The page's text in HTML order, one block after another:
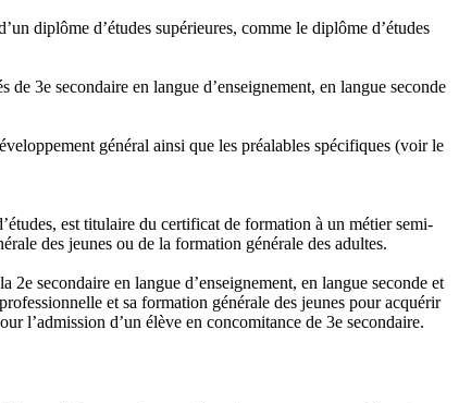
diplôme d’études supérieures, comme le diplôme d’études
3e secondaire en langue d’enseignement, en langue seconde
général ainsi que les préalables spécifiques (voir le
est titulaire du certificat de formation à un métier semi-
des jeunes ou de la formation générale des adultes.
secondaire en langue d’enseignement, en langue seconde et
et sa formation générale des jeunes pour acquérir
l’admission d’un élève en concomitance de 3e secondaire.